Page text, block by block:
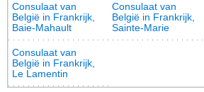
Consulaat van
België in Frankrijk,
Baie-Mahault
Consulaat van
België in Frankrijk,
Sainte-Marie
Consulaat van
België in Frankrijk,
Le Lamentin